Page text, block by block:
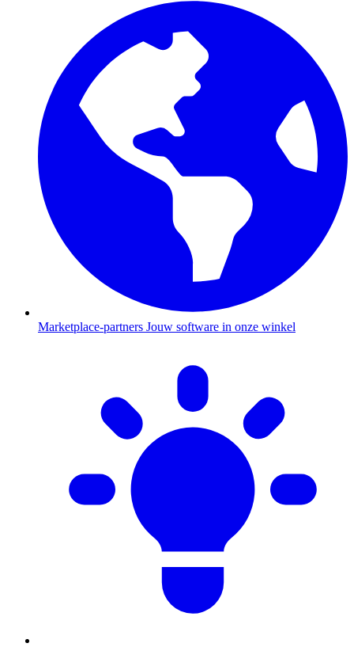
Marketplace-partners Jouw software in onze winkel